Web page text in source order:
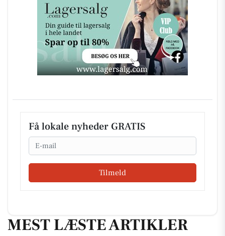
Få lokale nyheder GRATIS
Email
Tilmeld
MEST LÆSTE ARTIKLER